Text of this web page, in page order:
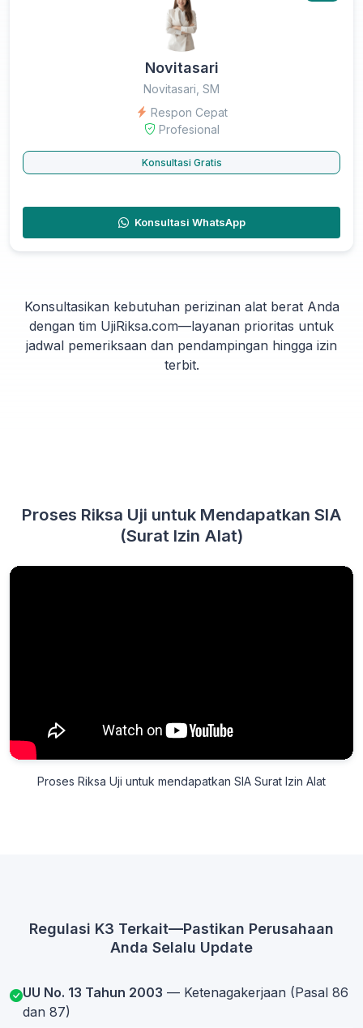
Novitasari
Novitasari, SM
Respon Cepat
Profesional
Konsultasi Gratis
Konsultasi WhatsApp
Konsultasikan kebutuhan perizinan alat berat Anda
dengan tim UjiRiksa.com—layanan prioritas untuk
jadwal pemeriksaan dan pendampingan hingga izin
terbit.
Proses Riksa Uji untuk Mendapatkan SIA
(Surat Izin Alat)
Proses Riksa Uji untuk mendapatkan SIA Surat Izin Alat
Regulasi K3 Terkait—Pastikan Perusahaan
Anda Selalu Update
UU No. 13 Tahun 2003 — Ketenagakerjaan (Pasal 86
dan 87)